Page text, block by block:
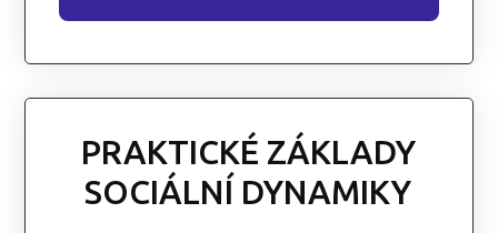
PRAKTICKÉ ZÁKLADY
SOCIÁLNÍ DYNAMIKY